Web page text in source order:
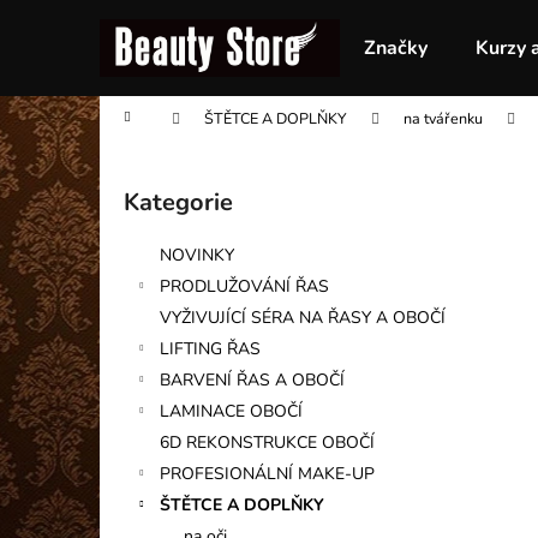
Značky Kurzy
Domů ŠTĚTCE A DOPLŇKY na tvářenku
o
s
t
r
n
n
í
n
Přeskočit
kategorie
Kategorie
NOVINKY
PRODLUŽOVÁNÍ ŘAS
VYŽIVUJÍCÍ SÉRA NA ŘASY A OBOČÍ
LIFTING ŘAS
BARVENÍ ŘAS A OBOČÍ
LAMINACE OBOČÍ
6D REKONSTRUKCE OBOČÍ
PROFESIONÁLNÍ MAKE-UP
ŠTĚTCE A DOPLŇKY
í
k
do
obchodu
do
obchodu